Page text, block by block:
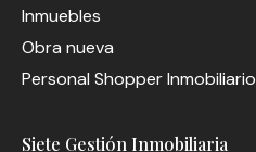
Siete Gestión Inmobiliaria
Inmuebles
Obra nueva
Personal Shopper Inmobiliario